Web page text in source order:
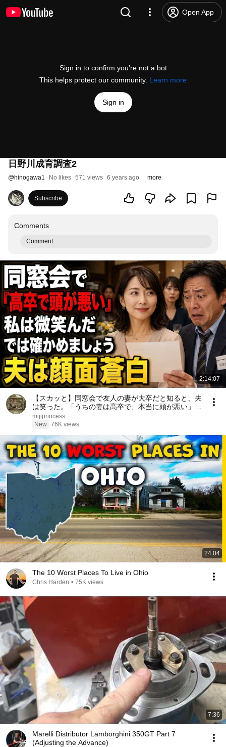
Open App
Sign in to confirm you’re not a bot
This helps protect our community. Learn more
Sign in
日野川成育調査2
@hinogawa1 No likes 571 views 6 years ago more
Subscribe
Comments
Comment...
2:14:07
【スカッと】同窓会で友人の妻が大卒だと知ると、夫
は笑った。「うちの妻は高卒で、本当に頭が悪い」私
は微笑んだ。「では、どちらが愚かか確かめましょ
う」――数分後、夫は顔面蒼白になった……。
mijiprincess
New 76K views
24:04
The 10 Worst Places To Live in Ohio
Chris Harden • 75K views
7:36
Marelli Distributor Lamborghini 350GT Part 7
(Adjusting the Advance)